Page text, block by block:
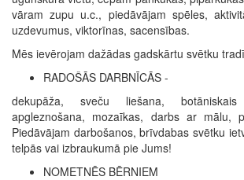
vāram zupu u.c., piedāvājam spēles,
uzdevumus, viktorīnas, sacensības.
Mēs ievērojam dažādas gadskārtu svētku
RADOŠĀS DARBNĪCĀS -
dekupāža, sveču liešana,
apgleznošana, mozaīkas, darbs ar mālu,
Piedāvājam darbošanos, brīvdabas svētku
telpās vai izbraukumā pie Jums!
NOMETNĒS BĒRNIEM